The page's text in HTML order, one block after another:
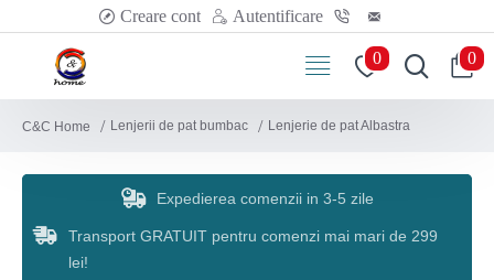
Creare cont Autentificare
0 0
C&C Home Lenjerii de pat bumbac Lenjerie de pat Albastra
Expedierea comenzii in 3-5 zile
Transport GRATUIT pentru comenzi mai mari de 299
lei!